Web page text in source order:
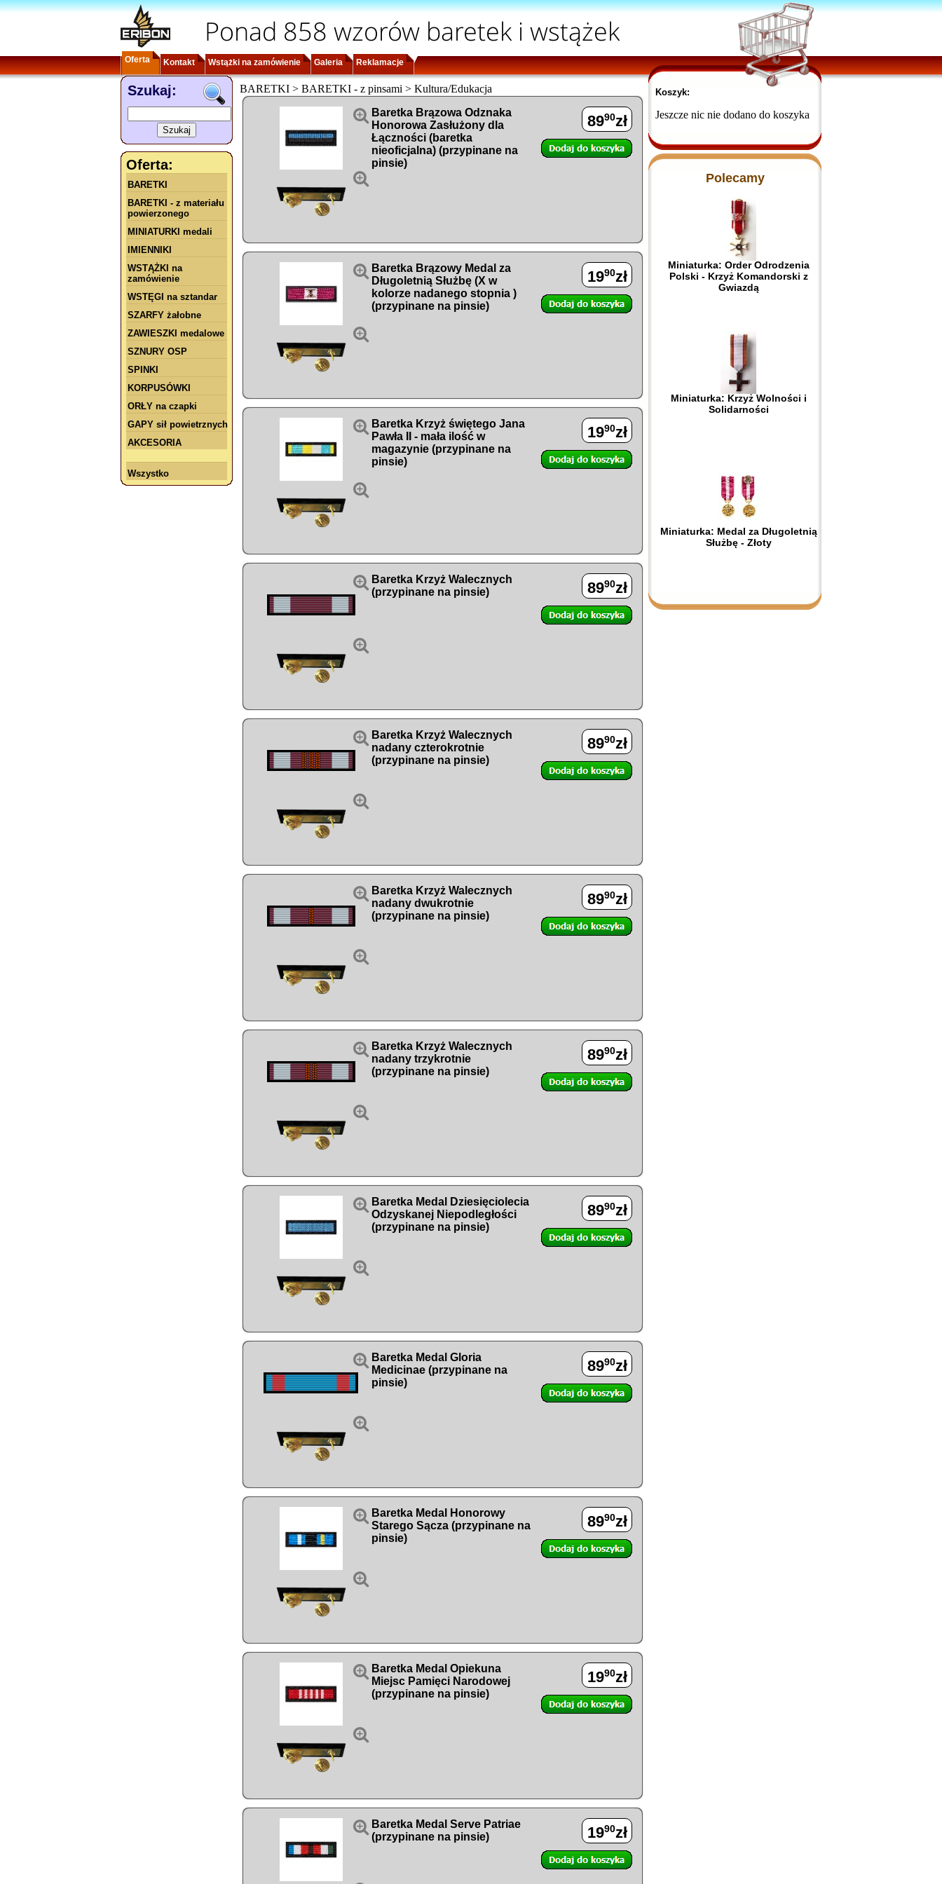
Ponad 858 wzorów baretek i wstążek
Oferta Kontakt Wstążki na zamówienie Galeria Reklamacje
Szukaj:
Oferta:
BARETKI
BARETKI - z materiału
powierzonego
MINIATURKI medali
IMIENNIKI
WSTĄŻKI na
zamówienie
WSTĘGI na sztandar
SZARFY żałobne
ZAWIESZKI medalowe
SZNURY OSP
SPINKI
KORPUSÓWKI
ORŁY na czapki
GAPY sił powietrznych
AKCESORIA
Wszystko
BARETKI > BARETKI - z pinsami > Kultura/Edukacja


Baretka Brązowa Odznaka
Honorowa Zasłużony dla
Łączności (baretka
nieoficjalna) (przypinane na
pinsie)
8990zł


Baretka Brązowy Medal za
Długoletnią Służbę (X w
kolorze nadanego stopnia )
(przypinane na pinsie)
1990zł


Baretka Krzyż świętego Jana
Pawła II - mała ilość w
magazynie (przypinane na
pinsie)
1990zł


Baretka Krzyż Walecznych
(przypinane na pinsie)
8990zł


Baretka Krzyż Walecznych
nadany czterokrotnie
(przypinane na pinsie)
8990zł


Baretka Krzyż Walecznych
nadany dwukrotnie
(przypinane na pinsie)
8990zł


Baretka Krzyż Walecznych
nadany trzykrotnie
(przypinane na pinsie)
8990zł


Baretka Medal Dziesięciolecia
Odzyskanej Niepodległości
(przypinane na pinsie)
8990zł


Baretka Medal Gloria
Medicinae (przypinane na
pinsie)
8990zł


Baretka Medal Honorowy
Starego Sącza (przypinane na
pinsie)
8990zł


Baretka Medal Opiekuna
Miejsc Pamięci Narodowej
(przypinane na pinsie)
1990zł
 Baretka Medal Serve Patriae
(przypinane na pinsie)
1990zł
Koszyk:
Jeszcze nic nie dodano do koszyka
Polecamy
Miniaturka: Order Odrodzenia
Polski - Krzyż Komandorski z
Gwiazdą
Miniaturka: Krzyż Wolności i
Solidarności
Miniaturka: Medal za Długoletnią
Służbę - Złoty